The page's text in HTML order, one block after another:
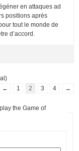
en attaques ad
positions après
tout le monde de
d’accord.
←
1 2 3 4 →
the Game of